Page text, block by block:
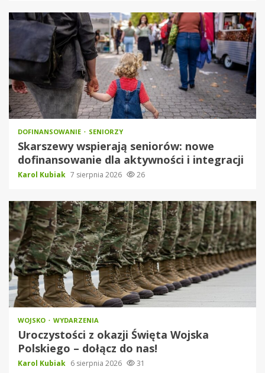
DOFINANSOWANIE SENIORZY
Skarszewy wspierają seniorów: nowe
dofinansowanie dla aktywności i integracji
Karol Kubiak 7 sierpnia 2026 26
WOJSKO WYDARZENIA
Uroczystości z okazji Święta Wojska
Polskiego – dołącz do nas!
Karol Kubiak 6 sierpnia 2026 31